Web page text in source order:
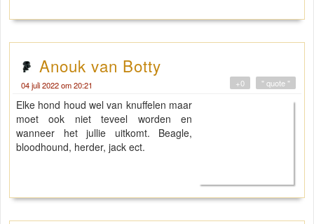
Anouk van Botty
04 juli 2022 om 20:21 " quote "
+0
Elke hond houd wel van knuffelen maar
moet ook niet teveel worden en
wanneer het jullie uitkomt. Beagle,
bloodhound, herder, jack ect.